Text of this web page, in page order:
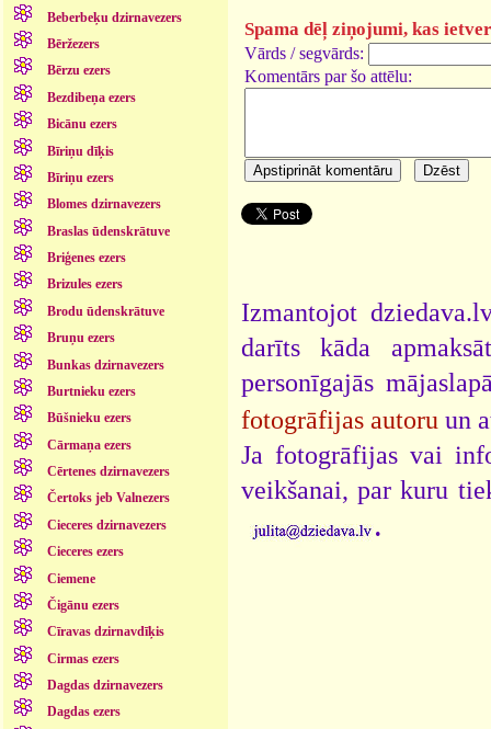
Beberbeķu dzirnavezers
Bēržezers
Bērzu ezers
Bezdibeņa ezers
Bicānu ezers
Bīriņu dīķis
Bīriņu ezers
Blomes dzirnavezers
Braslas ūdenskrātuve
Briģenes ezers
Brizules ezers
Brodu ūdenskrātuve
Bruņu ezers
Bunkas dzirnavezers
Burtnieku ezers
Būšnieku ezers
Cārmaņa ezers
Cērtenes dzirnavezers
Čertoks jeb Valnezers
Cieceres dzirnavezers
Cieceres ezers
Ciemene
Čigānu ezers
Cīravas dzirnavdīķis
Cirmas ezers
Dagdas dzirnavezers
Dagdas ezers
Spama dēļ ziņojumi, kas
Vārds / segvārds:
Komentārs par šo attēlu:
Izmantojot
darīts kāda
personīgajās
fotogrāfijas autoru un
Ja fotogrāfijas vai
veikšanai, par kuru
.